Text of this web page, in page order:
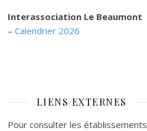
Interassociation Le Beaumont
– Calendrier 2026
LIENS EXTERNES
Pour consulter les établissements